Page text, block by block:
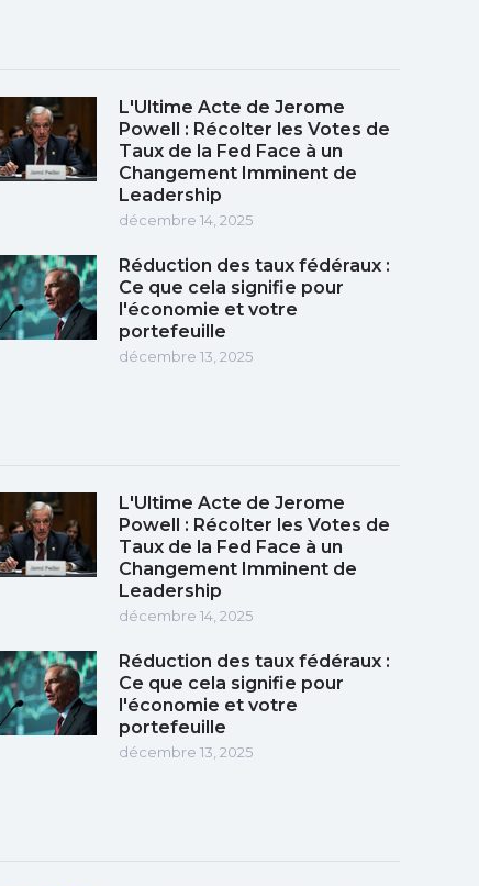
L'Ultime Acte de Jerome
Powell : Récolter les Votes de
Taux de la Fed Face à un
Changement Imminent de
Leadership
décembre 14, 2025
Réduction des taux fédéraux :
Ce que cela signifie pour
l'économie et votre
portefeuille
décembre 13, 2025
L'Ultime Acte de Jerome
Powell : Récolter les Votes de
Taux de la Fed Face à un
Changement Imminent de
Leadership
décembre 14, 2025
Réduction des taux fédéraux :
Ce que cela signifie pour
l'économie et votre
portefeuille
décembre 13, 2025